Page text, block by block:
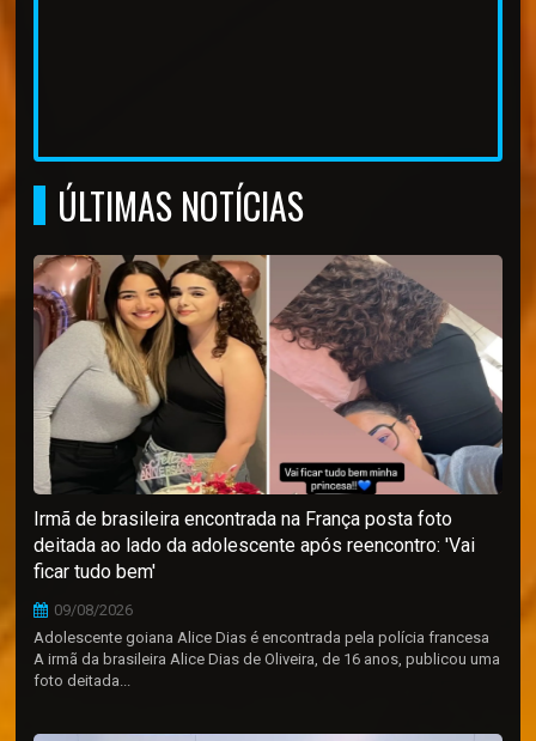
ÚLTIMAS NOTÍCIAS
Irmã de brasileira encontrada na França posta foto
deitada ao lado da adolescente após reencontro: 'Vai
ficar tudo bem'
09/08/2026
Adolescente goiana Alice Dias é encontrada pela polícia francesa
A irmã da brasileira Alice Dias de Oliveira, de 16 anos, publicou uma
foto deitada...